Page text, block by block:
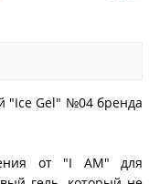
"Ice Gel" №04 бренда
от "I AM" для